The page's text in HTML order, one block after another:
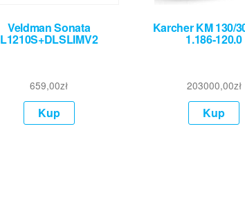
Veldman Sonata
L1210S+DLSLIMV2
659,00zł
Kup
Karcher KM 130/
1.186-120.0
203000,00zł
Kup